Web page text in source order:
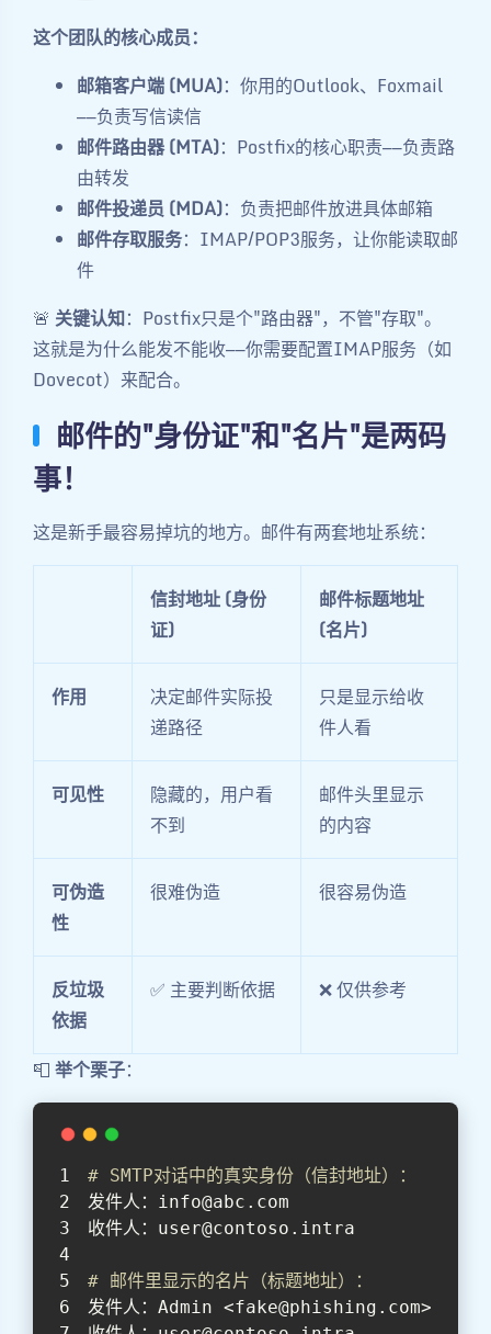
这个团队的核心成员：
邮箱客户端 (MUA)：你用的Outlook、Foxmail
——负责写信读信
邮件路由器 (MTA)：Postfix的核心职责——负责路
由转发
邮件投递员 (MDA)：负责把邮件放进具体邮箱
邮件存取服务：IMAP/POP3服务，让你能读取邮
件
🚨 关键认知：Postfix只是个"路由器"，不管"存取"。
这就是为什么能发不能收——你需要配置IMAP服务（如
Dovecot）来配合。
邮件的"身份证"和"名片"是两码
事！
这是新手最容易掉坑的地方。邮件有两套地址系统：
信封地址 (身份
证)
邮件标题地址
(名片)
作用
决定邮件实际投
递路径
只是显示给收
件人看
可见性
隐藏的，用户看
不到
邮件头里显示
的内容
可伪造
性
很难伪造 很容易伪造
反垃圾
依据
✅ 主要判断依据 ❌ 仅供参考
📮举个栗子：
# SMTP对话中的真实身份（信封地址）：
发件人：info@abc.com
收件人：user@contoso.intra
# 邮件里显示的名片（标题地址）：
发件人：Admin <fake@phishing.com>